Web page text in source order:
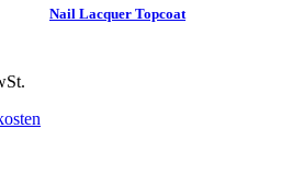
Nail Lacquer Topcoat